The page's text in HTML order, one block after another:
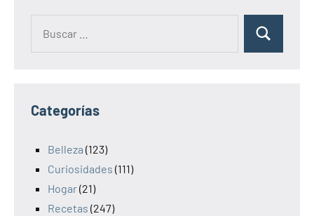
Categorías
Belleza (123)
Curiosidades (111)
Hogar(21)
Recetas (247)